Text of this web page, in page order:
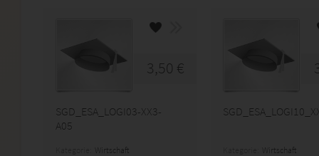
3,50 €
SGD_ESA_LOGI03-XX3-
A05
Wirtschaft Wirtschaft